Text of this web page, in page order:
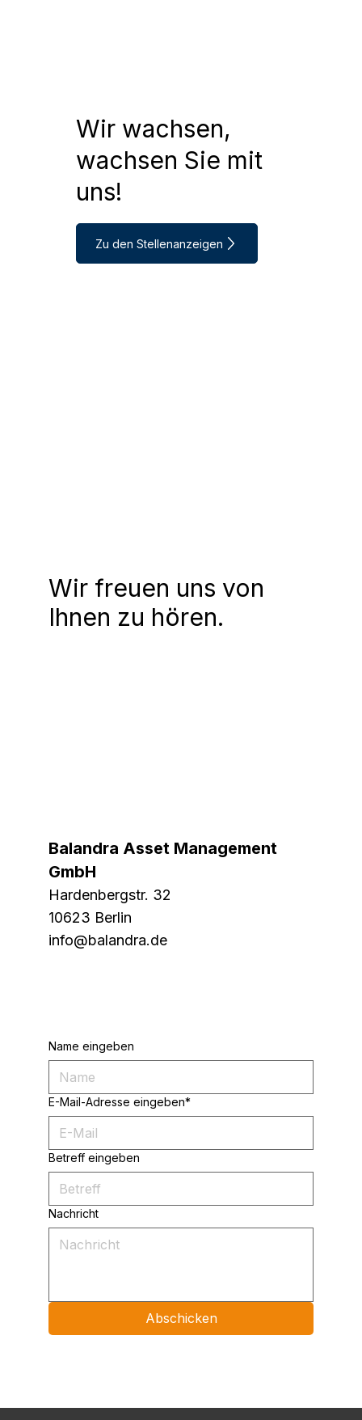
Wir wachsen,
wachsen Sie mit
uns!
Zu den Stellenanzeigen
Name eingeben
E-Mail-Adresse eingeben*
Betreff eingeben
Nachricht
Abschicken
Balandra Asset Management
GmbH
Hardenbergstr. 32
10623 Berlin
info@balandra.de
Wir freuen uns von
Ihnen zu hören.